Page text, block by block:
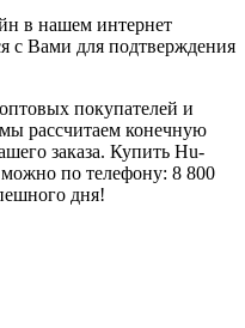
в нашем интернет
с Вами для подтверждения
покупателей и
рассчитаем конечную
заказа. Купить Hu-
по телефону: 8 800
дня!